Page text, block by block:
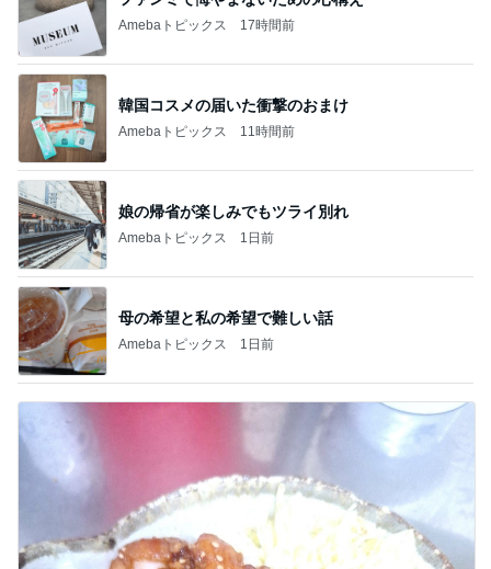
Amebaトピックス 17時間前
韓国コスメの届いた衝撃のおまけ
Amebaトピックス 11時間前
娘の帰省が楽しみでもツライ別れ
Amebaトピックス 1日前
母の希望と私の希望で難しい話
Amebaトピックス 1日前